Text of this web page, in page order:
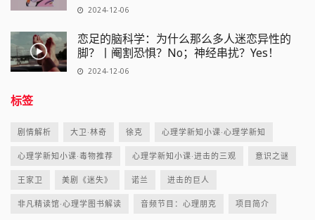
2024-12-06
恋足的脑科学：为什么那么多人迷恋异性的
脚？丨阉割恐惧？No；神经串扰？Yes！
2024-12-06
标签
剧情解析 大卫·林奇 徐克 心理学新知小课·心理学新知
心理学新知小课·毒物推荐 心理学新知小课·进击的三观 意识之谜
王家卫 美剧《迷失》 诺兰 进击的巨人
非凡精读馆·心理学图书解读 音频节目：心理朋克 项目简介